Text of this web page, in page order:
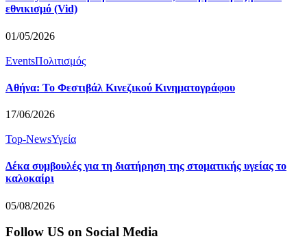
εθνικισμό (Vid)
01/05/2026
EventsΠολιτισμός
Αθήνα: Το Φεστιβάλ Κινεζικού Κινηματογράφου
17/06/2026
Top-NewsΥγεία
Δέκα συμβουλές για τη διατήρηση της στοματικής υγείας το
καλοκαίρι
05/08/2026
Follow US on Social Media